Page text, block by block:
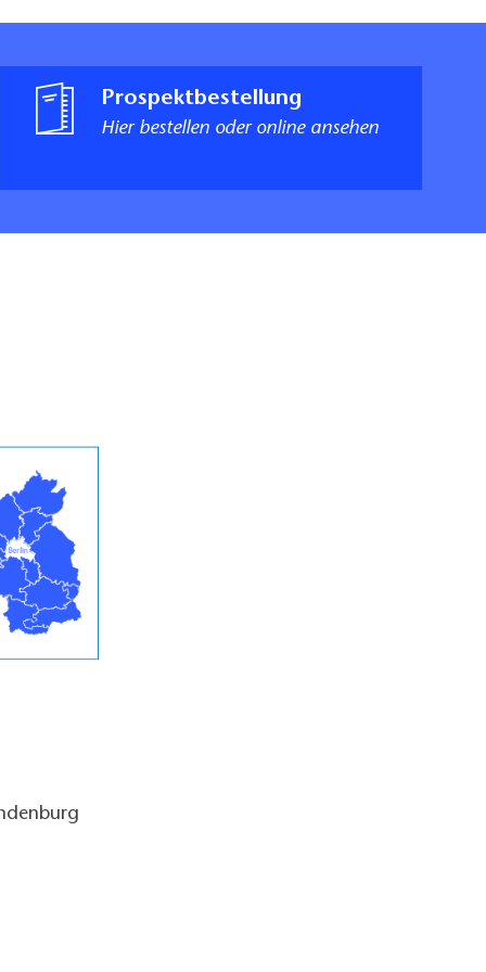
Prospektbestellung
Hier bestellen oder online ansehen